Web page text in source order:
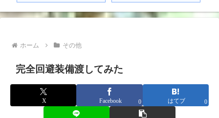
ホーム その他
完全回避装備渡してみた
X Facebook 0 はてブ 0